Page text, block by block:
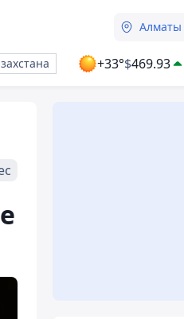
Алматы
+33°$469.93